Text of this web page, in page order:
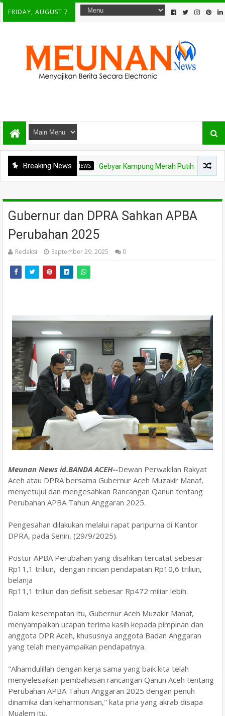
FRIDAY, AUGUST 7.
Breaking News
NEWS Gebyar Kampung Merah Putih Berhadiah Rp150
Gubernur dan DPRA Sahkan APBA
Perubahan 2025
Redaksi September 29, 2025 0
Meunan News id.BANDA ACEH--Dewan Perwakilan Rakyat
Aceh atau DPRA bersama Gubernur Aceh Muzakir Manaf,
menyetujui dan mengesahkan Rancangan Qanun tentang
Perubahan APBA Tahun Anggaran 2025.
Pengesahan dilakukan melalui rapat paripurna di Kantor
DPRA, pada Senin, (29/9/2025).
Postur APBA Perubahan yang disahkan tercatat sebesar
Rp11,1 triliun, dengan rincian pendapatan Rp10,6 triliun,
belanja
Rp11,1 triliun dan defisit sebesar Rp472 miliar lebih.
Dalam kesempatan itu, Gubernur Aceh Muzakir Manaf,
menyampaikan ucapan terima kasih kepada pimpinan dan
anggota DPR Aceh, khususnya anggota Badan Anggaran
yang telah menyampaikan pendapatnya.
"Alhamdulillah dengan kerja sama yang baik kita telah
menyelesaikan pembahasan rancangan Qanun Aceh tentang
Perubahan APBA Tahun Anggaran 2025 dengan penuh
dinamika dan keharmonisan," kata pria yang akrab disapa
Mualem itu.